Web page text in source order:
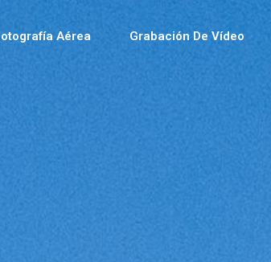
Aérea Grabación De Vídeo